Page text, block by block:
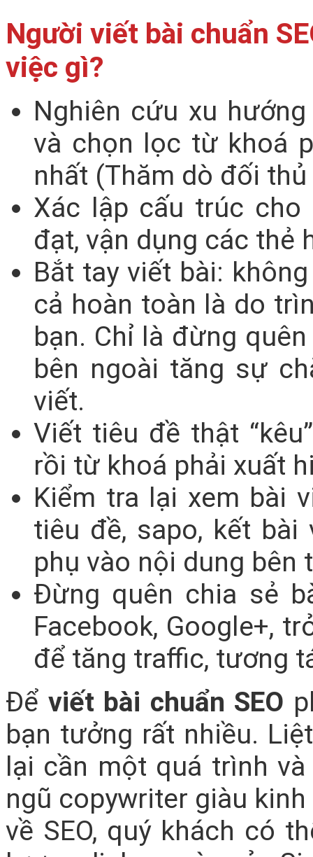
Người viết bài chuẩn
việc gì?
Nghiên cứu xu
và chọn lọc từ khoá
nhất (Thăm dò đối
Xác lập cấu trúc
đạt, vận dụng các thẻ
Bắt tay viết bài:
cả hoàn toàn là do
bạn. Chỉ là đừng
bên ngoài tăng sự
viết.
Viết tiêu đề thật
rồi từ khoá phải xuất
Kiểm tra lại xem bài
tiêu đề, sapo, kết
phụ vào nội dung bên
Đừng quên chia sẻ
Facebook, Google+,
để tăng traffic, tương
Để viết bài chuẩn SEO
bạn tưởng rất nhiều.
lại cần một quá trình
ngũ copywriter giàu
về SEO, quý khách có